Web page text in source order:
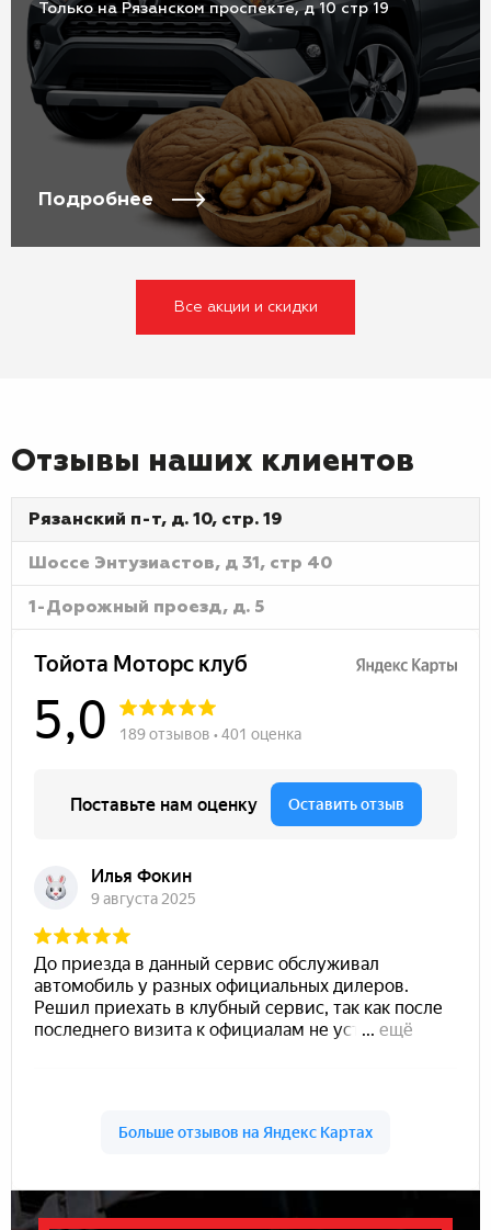
Только на Рязанском проспекте, д 10 стр 19
Подробнее
Все акции и скидки
Отзывы наших клиентов
Рязанский п-т, д. 10, стр. 19
Шоссе Энтузиастов, д 31, стр 40
1-Дорожный проезд, д. 5